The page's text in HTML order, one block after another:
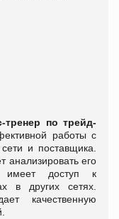
по трейд-
работы с
и поставщика.
анализировать его
имеет доступ к
в других сетях.
качественную